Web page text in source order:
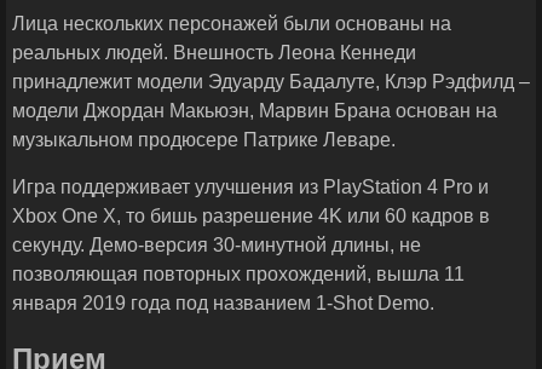
Лица нескольких персонажей были основаны на
реальных людей. Внешность Леона Кеннеди
принадлежит модели Эдуарду Бадалуте, Клэр Рэдфилд –
модели Джордан Макьюэн, Марвин Брана основан на
музыкальном продюсере Патрике Леваре.
Игра поддерживает улучшения из PlayStation 4 Pro и
Xbox One X, то бишь разрешение 4K или 60 кадров в
секунду. Демо-версия 30-минутной длины, не
позволяющая повторных прохождений, вышла 11
января 2019 года под названием 1-Shot Demo.
Прием